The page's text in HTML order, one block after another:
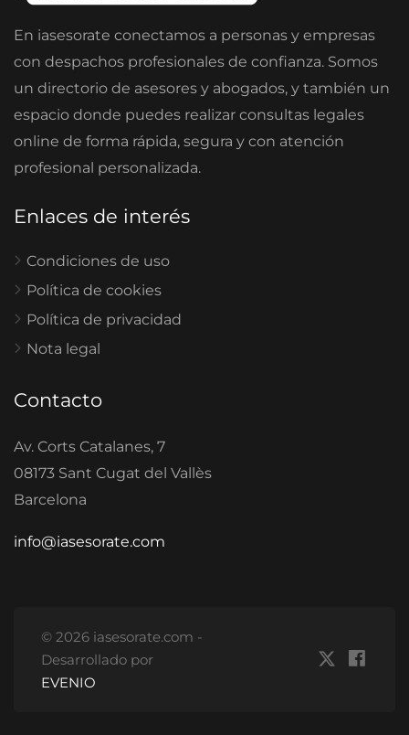
En iasesorate conectamos a personas y empresas
con despachos profesionales de confianza. Somos
un directorio de asesores y abogados, y también un
espacio donde puedes realizar consultas legales
online de forma rápida, segura y con atención
profesional personalizada.
Enlaces de interés
Condiciones de uso
Política de cookies
Política de privacidad
Nota legal
Contacto
Av. Corts Catalanes, 7
08173 Sant Cugat del Vallès
Barcelona
info@iasesorate.com
© 2026 iasesorate.com -
Desarrollado por
EVENIO